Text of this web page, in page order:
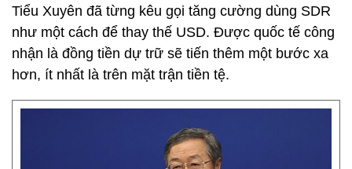
Tiểu Xuyên đã từng kêu gọi tăng cường dùng SDR
như một cách để thay thế USD. Được quốc tế công
nhận là đồng tiền dự trữ sẽ tiến thêm một bước xa
hơn, ít nhất là trên mặt trận tiền tệ.